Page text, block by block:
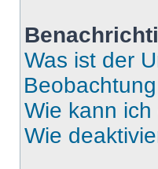
Was ist der
Wie kann
Wie